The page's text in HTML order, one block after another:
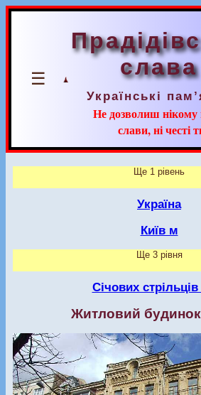
☰
слава
Українські
Не дозволиш
слави, ні честі
Ще 1 рівень
Україна
Київ м
Ще 3 рівня
Січових
Житловий